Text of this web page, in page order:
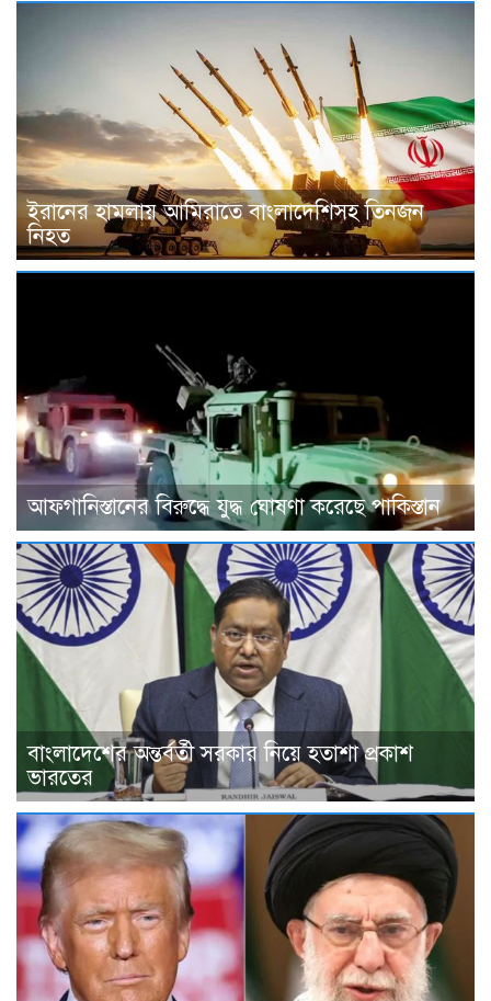
ইরানের হামলায় আমিরাতে বাংলাদেশিসহ তিনজন
নিহত
আফগানিস্তানের বিরুদ্ধে যুদ্ধ ঘোষণা করেছে পাকিস্তান
বাংলাদেশের অন্তর্বর্তী সরকার নিয়ে হতাশা প্রকাশ
ভারতের